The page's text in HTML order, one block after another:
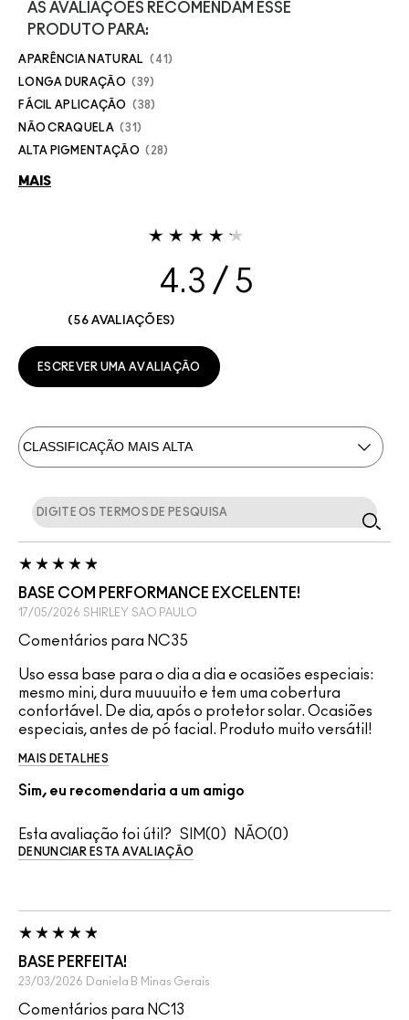
AS AVALIAÇÕES RECOMENDAM ESSE
PRODUTO PARA:
APARÊNCIA NATURAL 41
LONGA DURAÇÃO 39
FÁCIL APLICAÇÃO 38
NÃO CRAQUELA 31
ALTA PIGMENTAÇÃO 28
MAIS
4.3
56 AVALIAÇÕES
ESCREVER UMA AVALIAÇÃO
BASE COM PERFORMANCE EXCELENTE!
17/05/2026 SHIRLEY SAO PAULO
Comentários para NC35
Uso essa base para o dia a dia e ocasiões especiais:
mesmo mini, dura muuuuito e tem uma cobertura
confortável. De dia, após o protetor solar. Ocasiões
especiais, antes de pó facial. Produto muito versátil!
MAIS DETALHES
Sim, eu recomendaria a um amigo
Esta avaliação foi útil? 0 0
DENUNCIAR ESTA AVALIAÇÃO
BASE PERFEITA!
23/03/2026 Daniela B Minas Gerais
Comentários para NC13